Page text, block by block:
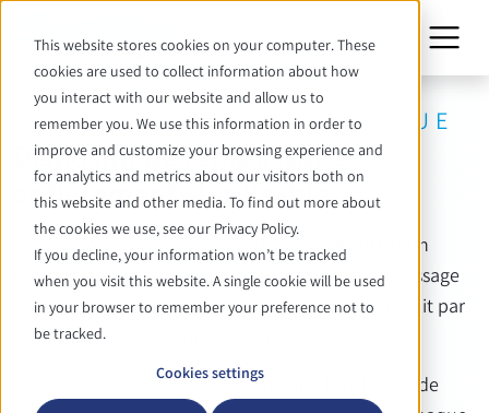
This website stores cookies on your computer. These
cookies are used to collect information about how
you interact with our website and allow us to
remember you. We use this information in order to
improve and customize your browsing experience and
for analytics and metrics about our visitors both on
this website and other media. To find out more about
the cookies we use, see our Privacy Policy.
If you decline, your information won’t be tracked
when you visit this website. A single cookie will be used
in your browser to remember your preference not to
be tracked.
Cookies settings
FONCTIONNALITÉ TECHNIQUE
Dispositif de remplissage
entièrement stérilisable
Le Mediaprep Systec permet unprélèvement
et un
remplissagestérilesdes fluides traités. Le remplissage
s'effectue soit par une tubulure de remplissage, soit par
des systèmes de pompes raccordés.
Tant le tuyau d'aspiration interne que la tubulure de